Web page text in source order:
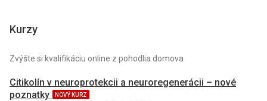
Kurzy
Zvýšte si kvalifikáciu online z pohodlia domova
Citikolín v neuroprotekcii a neuroregenerácii – nové
poznatky
NOVÝ KURZ